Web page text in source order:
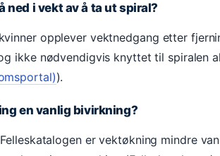
ned i vekt av å ta ut spiral?
opplever vektnedgang etter
ikke nødvendigvis knyttet til spiralen
).
en vanlig bivirkning?
er vektøkning mindre